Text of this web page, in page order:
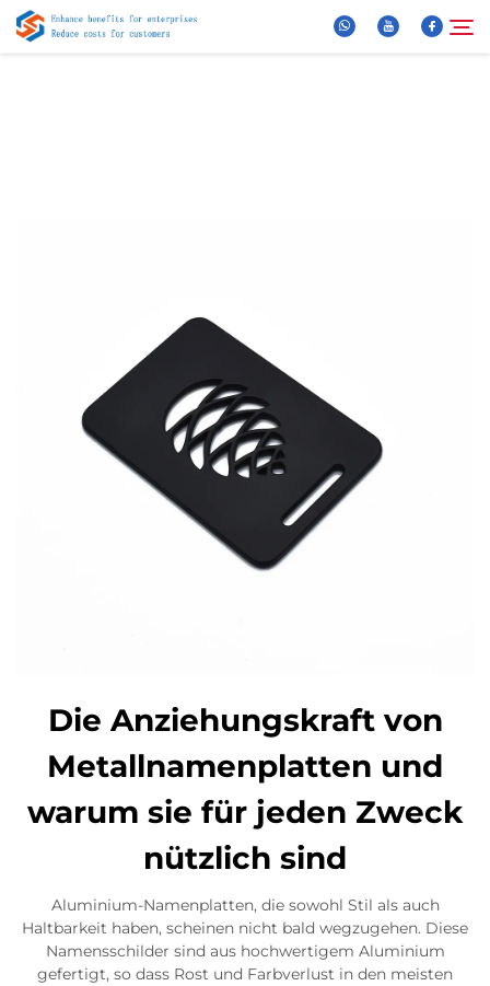
Kontaktieren Sie uns
Die Anziehungskraft von
Metallnamenplatten und
warum sie für jeden Zweck
nützlich sind
Aluminium-Namenplatten, die sowohl Stil als auch
Haltbarkeit haben, scheinen nicht bald wegzugehen. Diese
Namensschilder sind aus hochwertigem Aluminium
gefertigt, so dass Rost und Farbverlust in den meisten